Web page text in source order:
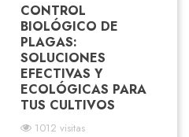
CONTROL
BIOLÓGICO DE
PLAGAS:
SOLUCIONES
EFECTIVAS Y
ECOLÓGICAS PARA
TUS CULTIVOS
1012 visitas